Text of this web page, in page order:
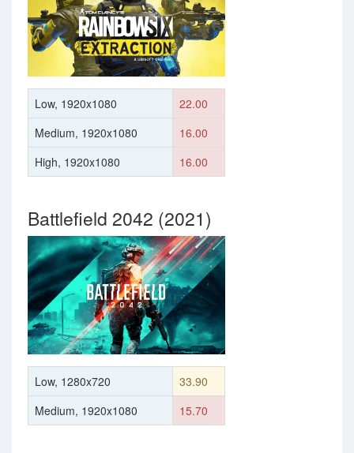
Low, 1920x1080
22.00
Medium, 1920x1080
16.00
High, 1920x1080
16.00
Battlefield 2042 (2021)
Low, 1280x720
33.90
Medium, 1920x1080
15.70